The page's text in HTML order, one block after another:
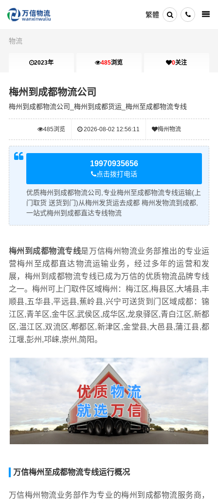
繁體
物流
2023年 485浏览 0关注
梅州到成都物流公司
梅州到成都物流公司_梅州到成都货运_梅州至成都物流专线
485浏览 2026-08-02 12:56:11 梅州物流
19970935656
点击拨打电话
优质梅州到成都物流公司,专业梅州至成都物流专线运输(上
门取货 送货到门)从梅州发货运去成都 梅州发物流到成都,
一站式梅州到成都直达专线物流
梅州到成都物流专线是万信梅州物流业务部推出的专业运
营梅州至成都直达物流运输业务，经过多年的运营和发
展，梅州到成都物流专线已成为万信的优质物流品牌专线
之一。梅州可上门取件区域梅州：梅江区,梅县区,大埔县,丰
顺县,五华县,平远县,蕉岭县,兴宁可送货到门区域成都：锦
江区,青羊区,金牛区,武侯区,成华区,龙泉驿区,青白江区,新都
区,温江区,双流区,郫都区,新津区,金堂县,大邑县,蒲江县,都
江堰,彭州,邛崃,崇州,简阳。
万信梅州至成都物流专线运行概况
万信梅州物流业务部作为专业的梅州到成都物流服务商，